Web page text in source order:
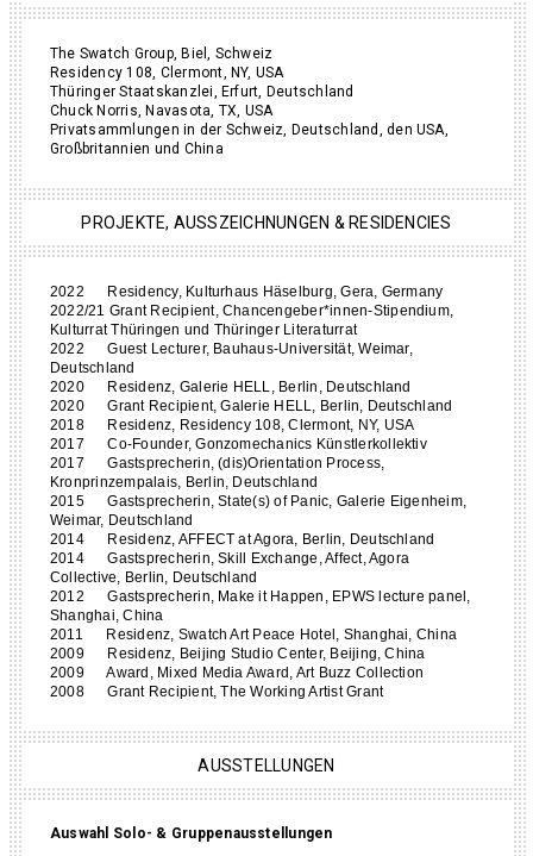
The Swatch Group, Biel, Schweiz
Residency 108, Clermont, NY, USA
Thüringer Staatskanzlei, Erfurt, Deutschland
Chuck Norris, Navasota, TX, USA
Privatsammlungen in der Schweiz, Deutschland, den USA,
Großbritannien und China
PROJEKTE, AUSSZEICHNUNGEN & RESIDENCIES
2022 Residency, Kulturhaus Häselburg, Gera, Germany
2022/21 Grant Recipient, Chancengeber*innen-Stipendium,
Kulturrat Thüringen und Thüringer Literaturrat
2022 Guest Lecturer, Bauhaus-Universität, Weimar,
Deutschland
2020 Residenz, Galerie HELL, Berlin, Deutschland
2020 Grant Recipient, Galerie HELL, Berlin, Deutschland
2018 Residenz, Residency 108, Clermont, NY, USA
2017 Co-Founder, Gonzomechanics Künstlerkollektiv
2017 Gastsprecherin, (dis)Orientation Process,
Kronprinzempalais, Berlin, Deutschland
2015 Gastsprecherin, State(s) of Panic, Galerie Eigenheim,
Weimar, Deutschland
2014 Residenz, AFFECT at Agora, Berlin, Deutschland
2014 Gastsprecherin, Skill Exchange, Affect, Agora
Collective, Berlin, Deutschland
2012 Gastsprecherin, Make it Happen, EPWS lecture panel,
Shanghai, China
2011 Residenz, Swatch Art Peace Hotel, Shanghai, China
2009 Residenz, Beijing Studio Center, Beijing, China
2009 Award, Mixed Media Award, Art Buzz Collection
2008 Grant Recipient, The Working Artist Grant
AUSSTELLUNGEN
Auswahl Solo- & Gruppenausstellungen